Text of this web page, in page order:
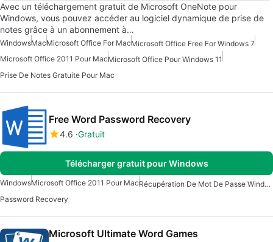
Avec un téléchargement gratuit de Microsoft OneNote pour
Windows, vous pouvez accéder au logiciel dynamique de prise de
notes grâce à un abonnement à…
WindowsMacMicrosoft Office For MacMicrosoft Office Free For Windows 7
Microsoft Office 2011 Pour MacMicrosoft Office Pour Windows 11
Prise De Notes Gratuite Pour Mac
Free Word Password Recovery
4.6 Gratuit
Télécharger gratuit pour Windows
WindowsMicrosoft Office 2011 Pour Mac
Récupération De Mot De Passe Windows Pour Windows
Password Recovery
Microsoft Ultimate Word Games